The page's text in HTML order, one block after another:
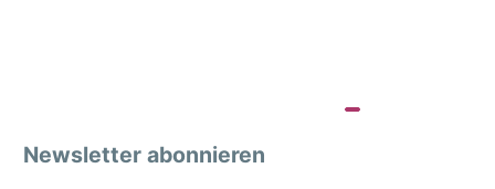
Newsletter abonnieren